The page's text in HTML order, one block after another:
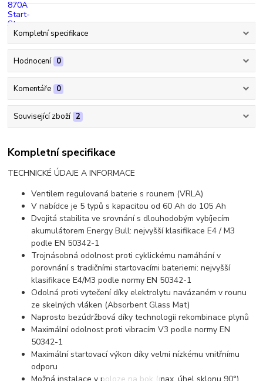
Kompletní specifikace
Hodnocení 0
Komentáře 0
Související zboží 2
Kompletní specifikace
TECHNICKÉ ÚDAJE A INFORMACE
Ventilem regulovaná baterie s rounem (VRLA)
V nabídce je 5 typů s kapacitou od 60 Ah do 105 Ah
Dvojitá stabilita ve srovnání s dlouhodobým vybíjecím
akumulátorem Energy Bull: nejvyšší klasifikace E4 / M3
podle EN 50342-1
Trojnásobná odolnost proti cyklickému namáhání v
porovnání s tradičními startovacími bateriemi: nejvyšší
klasifikace E4/M3 podle normy EN 50342-1
Odolná proti vytečení díky elektrolytu navázaném v rounu
ze skelných vláken (Absorbent Glass Mat)
Naprosto bezúdržbová díky technologii rekombinace plynů
Maximální odolnost proti vibracím V3 podle normy EN
50342-1
Maximální startovací výkon díky velmi nízkému vnitřnímu
odporu